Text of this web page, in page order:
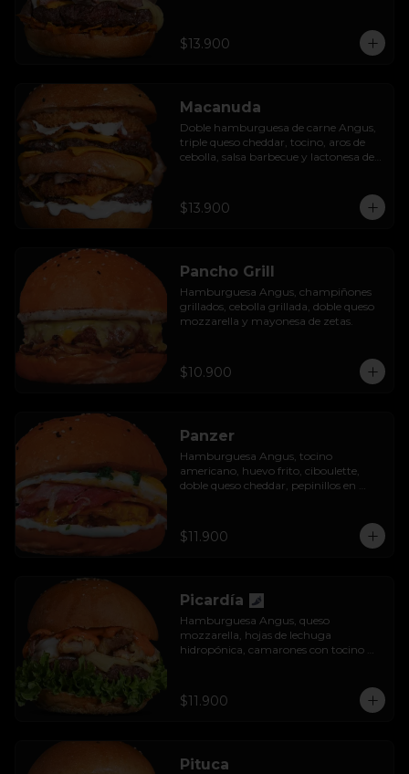
$13.900
Macanuda
Doble hamburguesa de carne Angus,
triple queso cheddar, tocino, aros de
cebolla, salsa barbecue y lactonesa de
$13.900
Pancho Grill
Hamburguesa Angus, champiñones
grillados, cebolla grillada, doble queso
mozzarella y mayonesa de zetas.
$10.900
Panzer
Hamburguesa Angus, tocino
americano, huevo frito, ciboulette,
doble queso cheddar, pepinillos en
$11.900
Picardía
Hamburguesa Angus, queso
mozzarella, hojas de lechuga
hidropónica, camarones con tocino
$11.900
Pituca